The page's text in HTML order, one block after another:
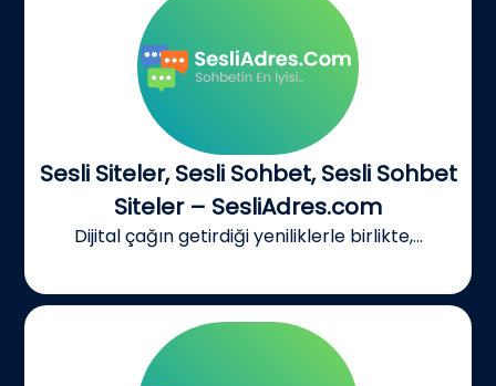
Sesli Siteler, Sesli Sohbet, Sesli Sohbet
Siteler – SesliAdres.com
Dijital çağın getirdiği yeniliklerle birlikte,...